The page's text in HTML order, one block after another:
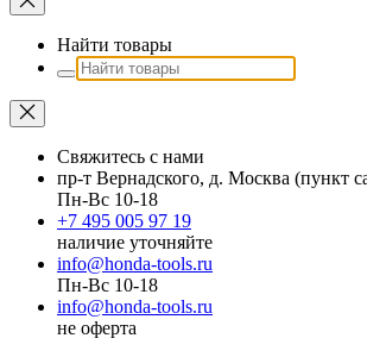
Найти товары
Свяжитесь с нами
пр-т Вернадского, д. Москва (пункт
Пн-Вс 10-18
+7 495 005 97 19
наличие уточняйте
info@honda-tools.ru
Пн-Вс 10-18
info@honda-tools.ru
не оферта